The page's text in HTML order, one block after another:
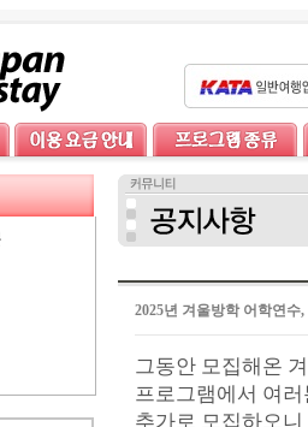
2025년 겨울방학 어학연
그동안 모집해온
프로그램에서 여
추가로 모집하오